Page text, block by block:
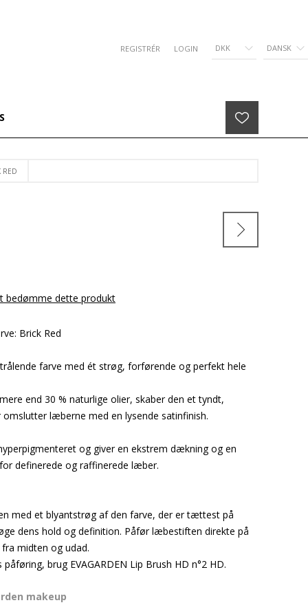
REGISTRÉR LOGIN DKK DANSK
RED
bedømme dette produkt
Brick Red
farve med ét strøg, forførende og perfekt hele
end 30 % naturlige olier, skaber den et tyndt,
læberne med en lysende satinfinish.
og giver en ekstrem dækning og en
definerede og raffinerede læber.
med et blyantstrøg af den farve, der er tættest på
dens hold og definition. Påfør læbestiften direkte på
midten og udad.
brug EVAGARDEN Lip Brush HD n°2 HD.
makeup